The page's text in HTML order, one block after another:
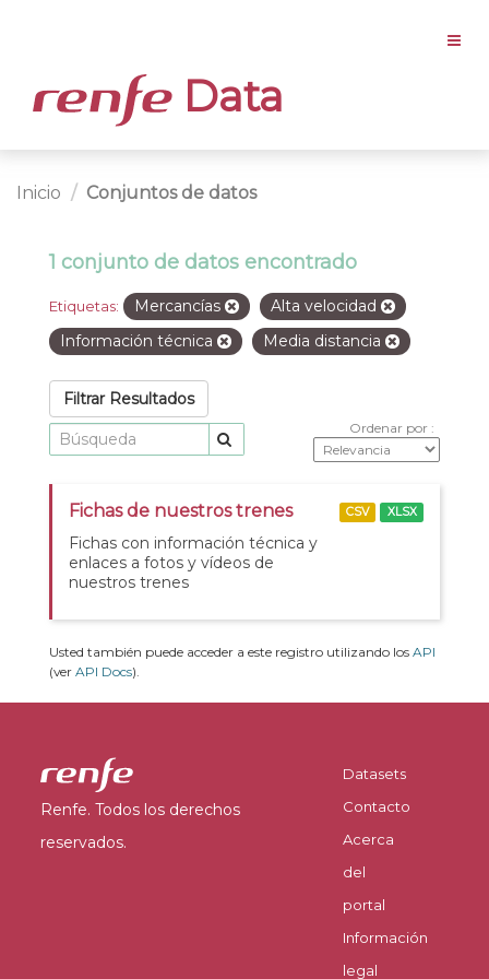
Data
Inicio Conjuntos de datos
1 conjunto de datos encontrado
Etiquetas: Mercancías
Alta velocidad
Información técnica
Media distancia
Filtrar Resultados
Ordenar por
Fichas de nuestros trenes
Fichas con información técnica y
enlaces a fotos y vídeos de
nuestros trenes
CSV XLSX
Usted también puede acceder a este registro utilizando los API
(ver API Docs).
Renfe. Todos los derechos
reservados.
Datasets
Contacto
Acerca
del
portal
Información
legal